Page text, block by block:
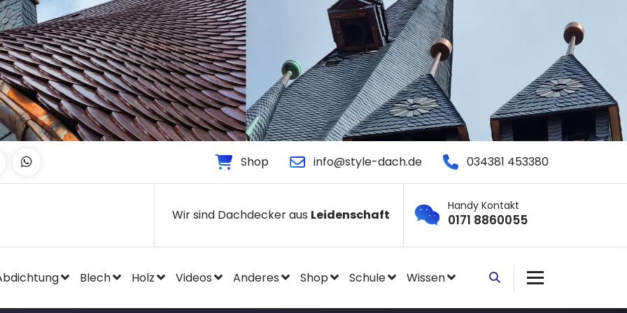
Shop info@style-dach.de 034381 453380
Wir sind Dachdecker aus Leidenschaft
Handy Kontakt
0171 8860055
Blech Holz Videos Anderes Shop Schule Wissen